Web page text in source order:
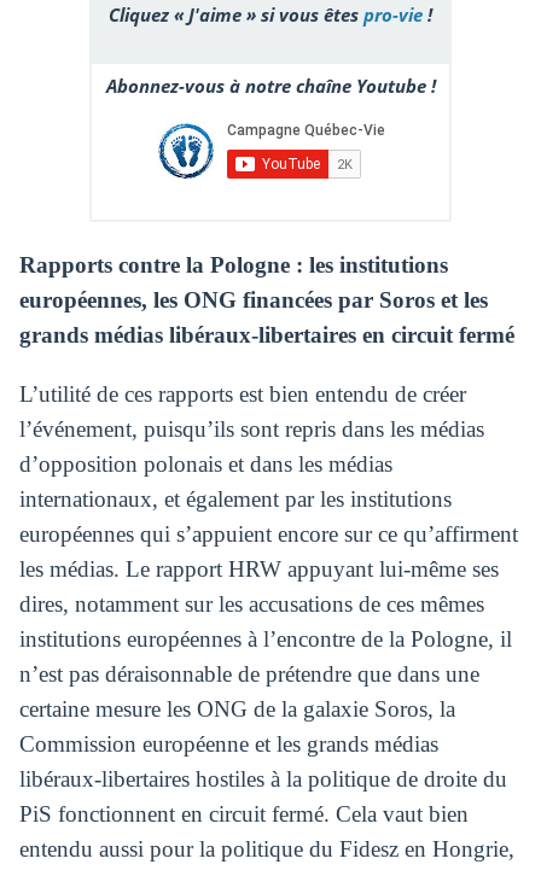
Cliquez « J'aime » si vous êtes pro-vie !
Abonnez-vous à notre chaîne Youtube !
Rapports contre la Pologne : les institutions
européennes, les ONG financées par Soros et les
grands médias libéraux-libertaires en circuit fermé
L’utilité de ces rapports est bien entendu de créer
l’événement, puisqu’ils sont repris dans les médias
d’opposition polonais et dans les médias
internationaux, et également par les institutions
européennes qui s’appuient encore sur ce qu’affirment
les médias. Le rapport HRW appuyant lui-même ses
dires, notamment sur les accusations de ces mêmes
institutions européennes à l’encontre de la Pologne, il
n’est pas déraisonnable de prétendre que dans une
certaine mesure les ONG de la galaxie Soros, la
Commission européenne et les grands médias
libéraux-libertaires hostiles à la politique de droite du
PiS fonctionnent en circuit fermé. Cela vaut bien
entendu aussi pour la politique du Fidesz en Hongrie,